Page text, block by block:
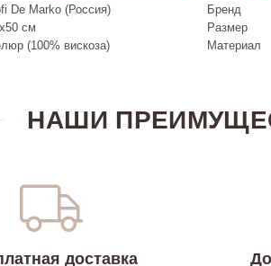
De Marko (Россия)
см
(100% вискоза)
Бренд
Размер
Материал
НАШИ
доставка